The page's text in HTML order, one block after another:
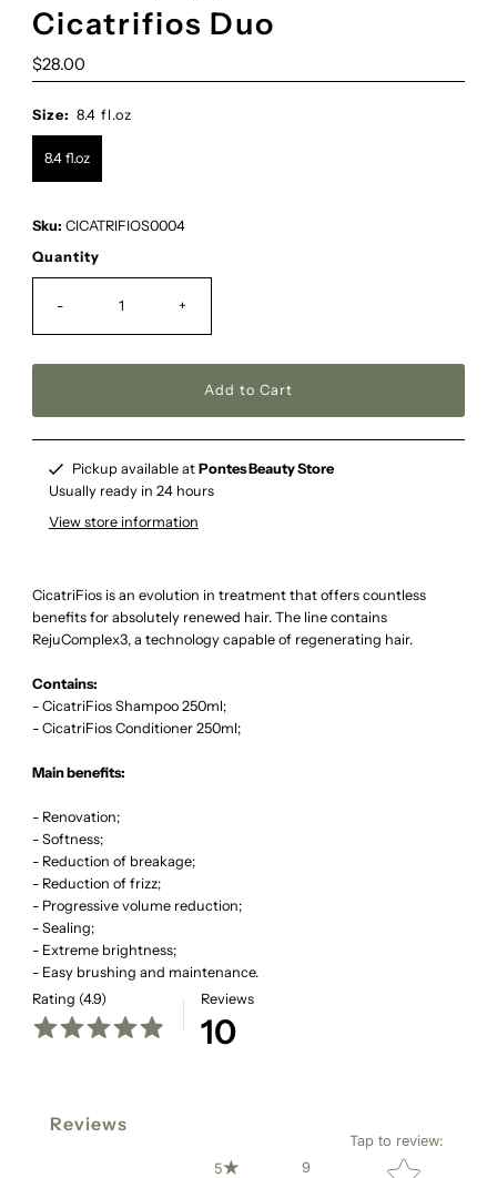
Cicatrifios Duo
Regular
Price
$28.00
Size: 8.4 fl.oz
8.4 fl.oz
Sku: CICATRIFIOS0004
Quantity
- +
Pickup available at Pontes Beauty Store
Usually ready in 24 hours
View store information
CicatriFios is an evolution in treatment that offers countless
benefits for absolutely renewed hair. The line contains
RejuComplex3, a technology capable of regenerating hair.
Contains:
- CicatriFios Shampoo 250ml;
- CicatriFios Conditioner 250ml;
Main benefits:
- Renovation;
- Softness;
- Reduction of breakage;
- Reduction of frizz;
- Progressive volume reduction;
- Sealing;
- Extreme brightness;
- Easy brushing and maintenance.
Rating (4.9)
Reviews
10
Reviews
5 9
Tap to review:
Star rating